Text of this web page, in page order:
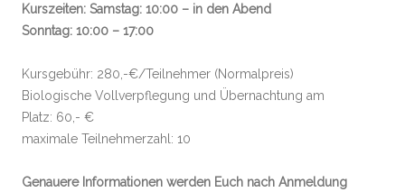
Kurszeiten: Samstag: 10:00 – in den Abend
Sonntag: 10:00 – 17:00
Kursgebühr: 280,-€/Teilnehmer (Normalpreis)
Biologische Vollverpflegung und Übernachtung am
Platz: 60,- €
maximale Teilnehmerzahl: 10
Genauere Informationen werden Euch nach Anmeldung